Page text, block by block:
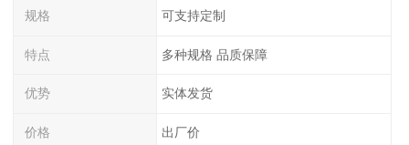
规格 可支持定制
特点 多种规格 品质保障
优势 实体发货
价格 出厂价